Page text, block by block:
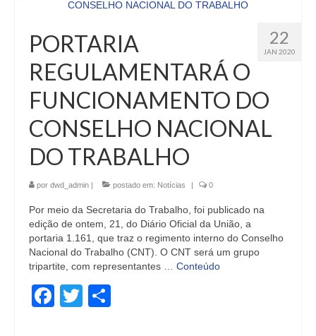
22
JAN 2020
PORTARIA
REGULAMENTARÁ O
FUNCIONAMENTO DO
CONSELHO NACIONAL
DO TRABALHO
por dwd_admin | postado em: Notícias | 0
Por meio da Secretaria do Trabalho, foi publicado na
edição de ontem, 21, do Diário Oficial da União, a
portaria 1.161, que traz o regimento interno do Conselho
Nacional do Trabalho (CNT). O CNT será um grupo
tripartite, com representantes … Conteúdo
Facebook
Twitter